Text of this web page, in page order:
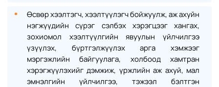
Өсвөр хээлтэгч, хээлтүүлэгч бойжуулж, аж ахуйн
нэгжүүдийн сүрэг сэлбэх хэрэгцээг хангах,
зохиомол хээлтүүлгийн явуулын үйлчилгээ
үзүүлэх, бүртгэлжүүлэх арга хэмжээг
мэргэжлийн байгуулага, холбоод хамтран
хэрэгжүүлэхийг дэмжиж, үржлийн аж ахуй, мал
эмнэлгийн үйлчилгээ, тэжээл бэлтгэн